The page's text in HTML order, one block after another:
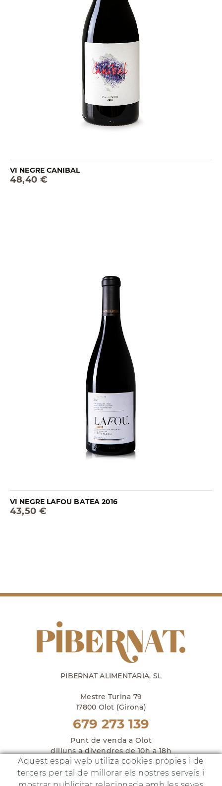
VI NEGRE CANIBAL
48,40 €
VI NEGRE LAFOU BATEA 2016
43,50 €
PIBERNAT ALIMENTARIA, SL
Mestre Turina 79
17800 Olot (Girona)
679 273 139
Punt de venda a Olot
dilluns a divendres de 10h a 18h
i dissabtes de 10h a 14h
Aquest espai web utiliza cookies pròpies i de
tercers per tal de millorar els nostres serveis i